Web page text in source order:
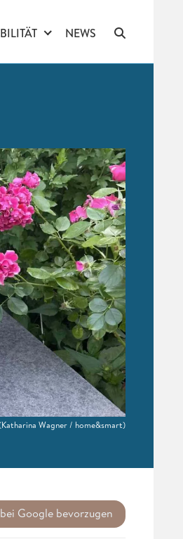
NEWS
Wagner / home&smart)
Google bevorzugen